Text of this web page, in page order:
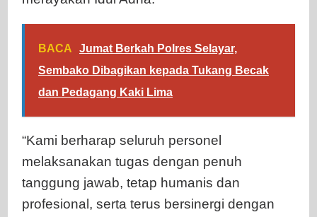
BACA
Jumat Berkah Polres Selayar,
Sembako Dibagikan kepada Tukang Becak
dan Pedagang Kaki Lima
“Kami berharap seluruh personel
melaksanakan tugas dengan penuh
tanggung jawab, tetap humanis dan
profesional, serta terus bersinergi dengan